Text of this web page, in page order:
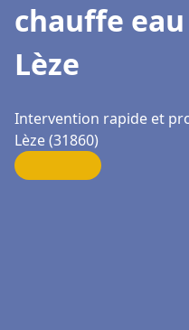
chauffe
Lèze
Intervention rapide et
Lèze (31860)